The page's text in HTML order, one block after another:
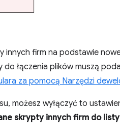
firm na podstawie
łączenia plików muszą
za pomocą Narzędzi
możesz wyłączyć to
skrypty innych firm do